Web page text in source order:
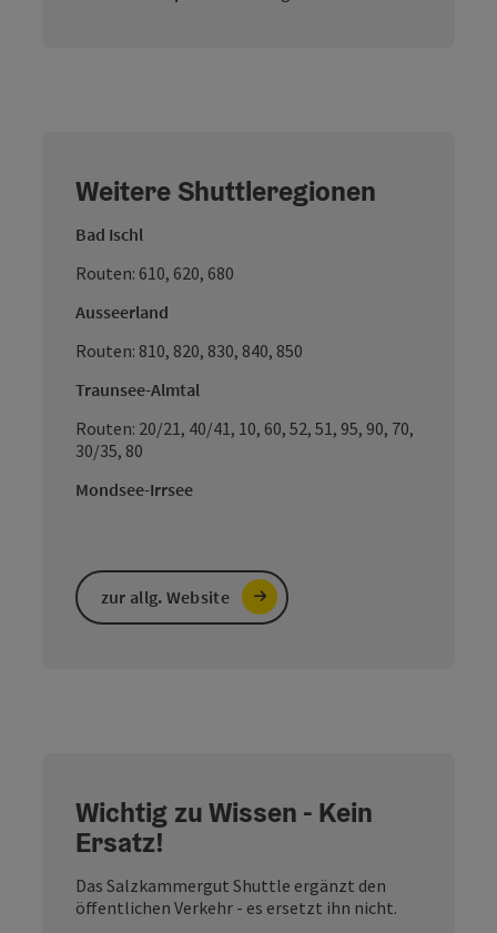
Weitere Shuttleregionen
Bad Ischl
Routen: 610, 620, 680
Ausseerland
Routen: 810, 820, 830, 840, 850
Traunsee-Almtal
Routen: 20/21, 40/41, 10, 60, 52, 51, 95, 90, 70,
30/35, 80
Mondsee-Irrsee
zur allg. Website
Wichtig zu Wissen - Kein
Ersatz!
Das Salzkammergut Shuttle ergänzt den
öffentlichen Verkehr - es ersetzt ihn nicht.